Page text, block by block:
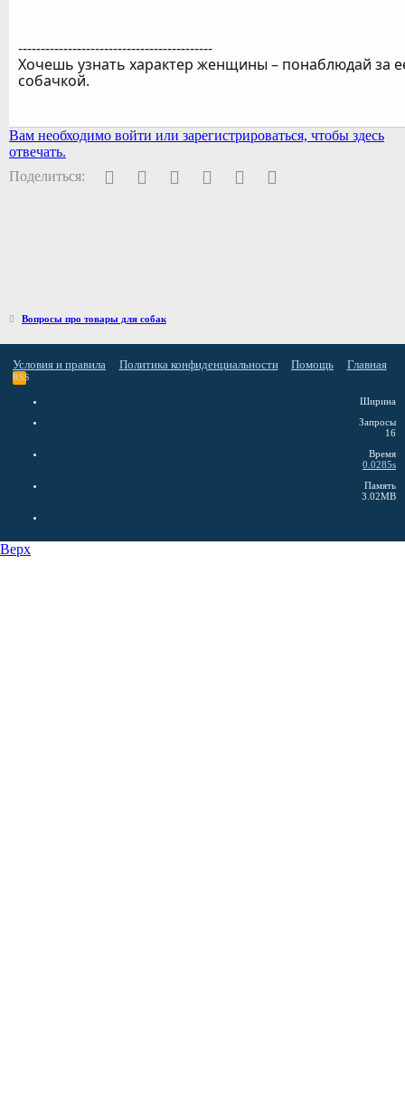
-------------------------------------------
Хочешь узнать характер женщины – понаблюдай за
собачкой.
Вам необходимо войти или зарегистрироваться, чтобы здесь
отвечать.
Поделиться:
Facebook
Twitter PinterestWhatsAppЭлектронная почта
Вопросы про товары для собак
Условия и правила Политика конфиденциальности Помощь Главная
RSS
Ширина
Запросы
16
Время
0.0285s
Память
3.02MB
Верх